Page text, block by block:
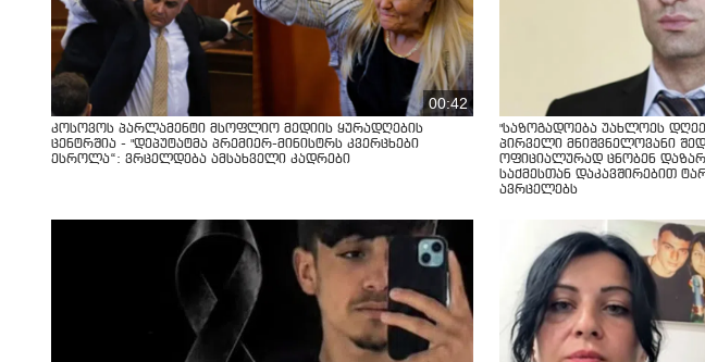
00:42
კოსოვოს პარლამენტი მსოფლიო მედიის ყურადღების
ცენტრშია - "დეპუტატმა პრემიერ-მინისტრს კვერცხები
ესროლა“: ვრცელდება ამსახველი კადრები
"საზოგადოება უახლოეს
პირველი მნიშვნელოვანი
ოფიციალურად ცნობენ
საქმესთან დაკავშირებით
ავრცელებს